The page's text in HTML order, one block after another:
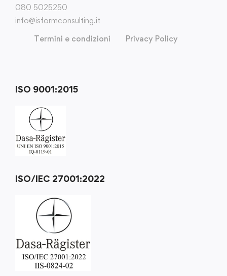
080 5025250
info@isformconsulting.it
Termini e condizioni
Privacy Policy
ISO 9001:2015
ISO/IEC 27001:2022